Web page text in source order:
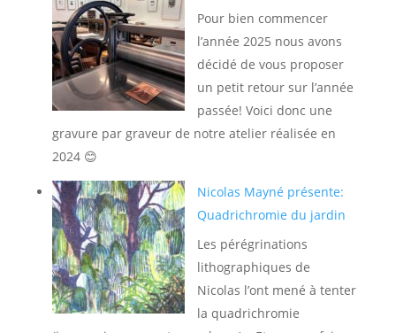
Pour bien commencer
l’année 2025 nous avons
décidé de vous proposer
un petit retour sur l’année
passée! Voici donc une
gravure par graveur de notre atelier réalisée en
2024 😊
Nicolas Mayné présente:
Quadrichromie du jardin
Les pérégrinations
lithographiques de
Nicolas l’ont mené à tenter
la quadrichromie